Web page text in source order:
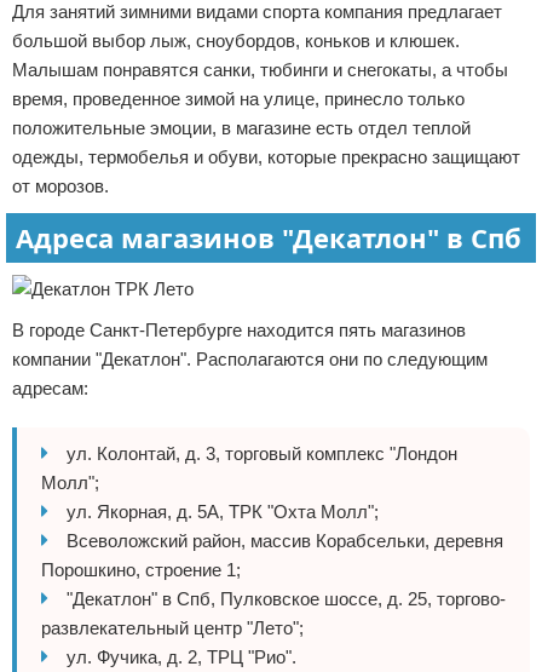
Для занятий зимними видами спорта компания предлагает
большой выбор лыж, сноубордов, коньков и клюшек.
Малышам понравятся санки, тюбинги и снегокаты, а чтобы
время, проведенное зимой на улице, принесло только
положительные эмоции, в магазине есть отдел теплой
одежды, термобелья и обуви, которые прекрасно защищают
от морозов.
Адреса магазинов "Декатлон" в Спб
В городе Санкт-Петербурге находится пять магазинов
компании "Декатлон". Располагаются они по следующим
адресам:
ул. Колонтай, д. 3, торговый комплекс "Лондон
Молл";
ул. Якорная, д. 5А, ТРК "Охта Молл";
Всеволожский район, массив Корабсельки, деревня
Порошкино, строение 1;
"Декатлон" в Спб, Пулковское шоссе, д. 25, торгово-
развлекательный центр "Лето";
ул. Фучика, д. 2, ТРЦ "Рио".